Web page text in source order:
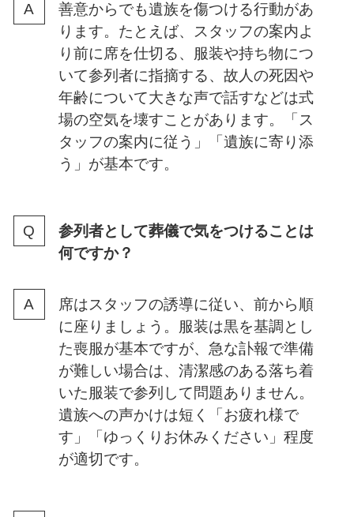
善意からでも遺族を傷つける行動があ
ります。たとえば、スタッフの案内よ
り前に席を仕切る、服装や持ち物につ
いて参列者に指摘する、故人の死因や
年齢について大きな声で話すなどは式
場の空気を壊すことがあります。「ス
タッフの案内に従う」「遺族に寄り添
う」が基本です。
参列者として葬儀で気をつけることは
何ですか？
席はスタッフの誘導に従い、前から順
に座りましょう。服装は黒を基調とし
た喪服が基本ですが、急な訃報で準備
が難しい場合は、清潔感のある落ち着
いた服装で参列して問題ありません。
遺族への声かけは短く「お疲れ様で
す」「ゆっくりお休みください」程度
が適切です。